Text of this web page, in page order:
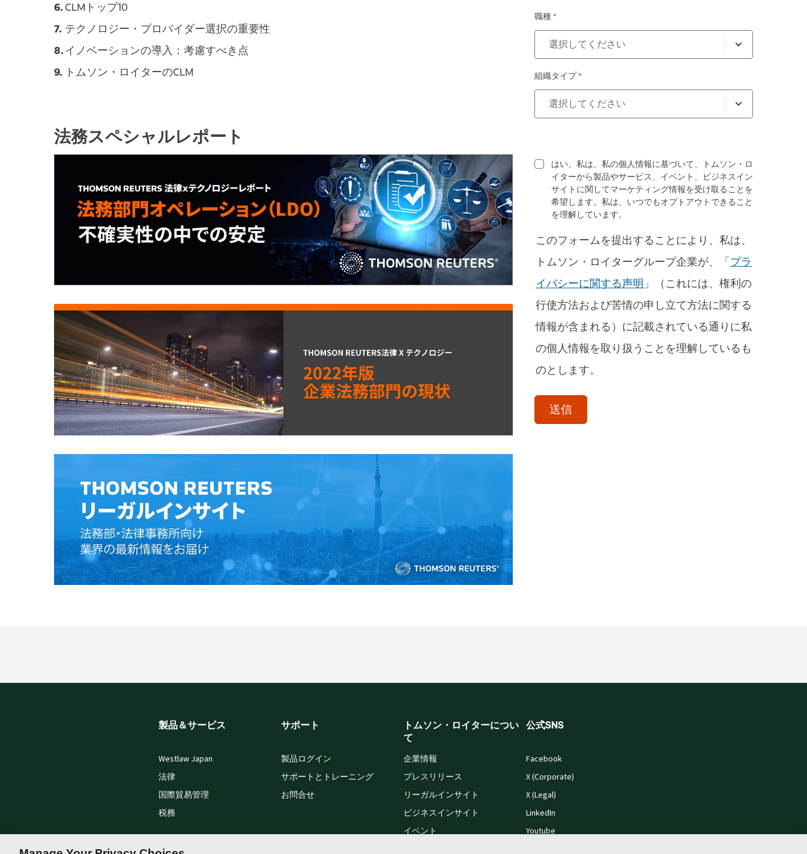
CLMトップ10
テクノロジー・プロバイダー選択の重要性
イノベーションの導入：考慮すべき点
トムソン・ロイターのCLM
法務スペシャルレポート
職種 *
組織タイプ *
はい、私は、私の個人情報に基づいて、トムソン・ロ
イターから製品やサービス、イベント、ビジネスイン
サイトに関してマーケティング情報を受け取ることを
希望します。私は、いつでもオプトアウトできること
を理解しています。
このフォームを提出することにより、私は、
トムソン・ロイターグループ企業が、「 プラ
イバシーに関する声明 」（これには、権利の
行使方法および苦情の申し立て方法に関する
情報が含まれる）に記載されている通りに私
の個人情報を取り扱うことを理解しているも
のとします。
送信
製品＆サービス
Westlaw Japan
法律
国際貿易管理
税務
サポート
製品ログイン
サポートとトレーニング
お問合せ
トムソン・ロイターについ
て
企業情報
プレスリリース
リーガルインサイト
ビジネスインサイト
イベント
公式SNS
Facebook
X (Corporate)
X (Legal)
LinkedIn
Youtube